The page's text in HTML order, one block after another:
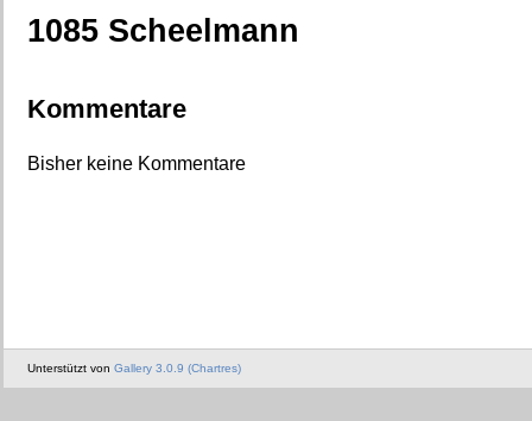
1085 Scheelmann
Kommentare
Bisher keine Kommentare
Unterstützt von Gallery 3.0.9 (Chartres)